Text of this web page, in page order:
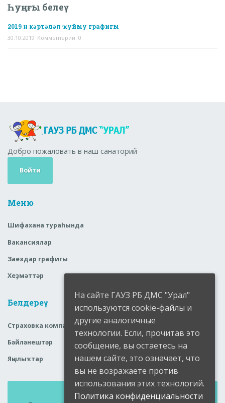
Һуңғы белеү
2019 н кәртәләп ҡуйыу графигы
30.10.2019 Комментарии: 0
Добро пожаловать в наш санаторий
Войти
Меню
Шифахана тураһында
Вакансиялар
Заездар графигы
Хеҙмәттәр
Белдереү
Страховка компаниялары
Бәйләнештәр
Яңылыҡтар
На сайте ГАУЗ РБ ДМС "Урал"
используются cookie-файлы и
другие аналогичные
технологии. Если, прочитав это
сообщение, вы остаетесь на
нашем сайте, это означает, что
вы не возражаете против
использования этих технологий.
Политика конфиденциальности